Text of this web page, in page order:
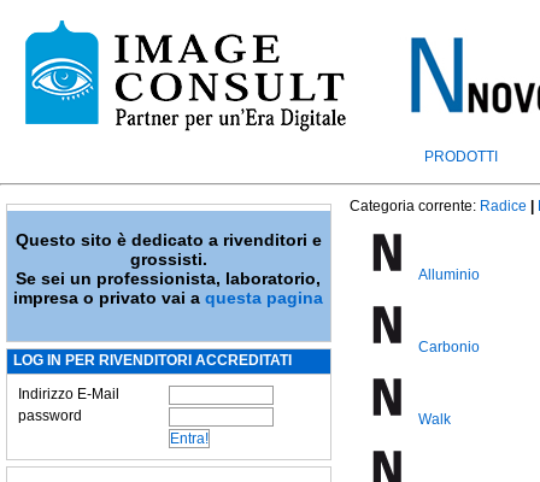
PRODOTTI
Questo sito è dedicato a rivenditori e
grossisti.
Se sei un professionista, laboratorio,
impresa o privato vai aquesta pagina
LOG IN PER RIVENDITORI ACCREDITATI
Indirizzo E-Mail
password
Categoria corrente: Radice
Alluminio
Carbonio
Walk